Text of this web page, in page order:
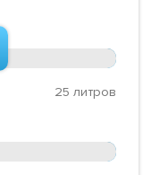
25 литров